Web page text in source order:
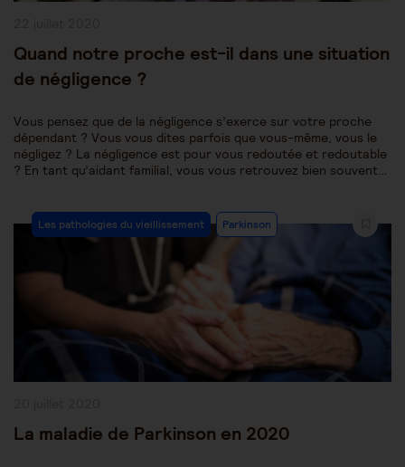
Quand notre proche est-il dans une situation
de négligence ?
Vous pensez que de la négligence s’exerce sur votre proche
dépendant ? Vous vous dites parfois que vous-même, vous le
négligez ? La négligence est pour vous redoutée et redoutable
? En tant qu’aidant familial, vous vous retrouvez bien souvent…
Post
Category:
Les pathologies du vieillissement Parkinson
La maladie de Parkinson en 2020